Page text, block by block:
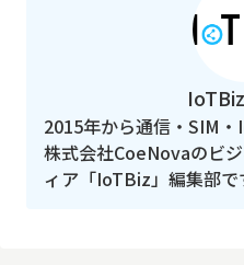
2015年から通信・SIM
株式会社CoeNovaのビ
ィア「IoTBiz」編集部で